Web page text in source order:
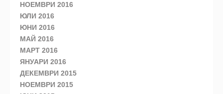
НОЕМВРИ 2016
ЮЛИ 2016
ЮНИ 2016
МАЙ 2016
МАРТ 2016
ЯНУАРИ 2016
ДЕКЕМВРИ 2015
НОЕМВРИ 2015